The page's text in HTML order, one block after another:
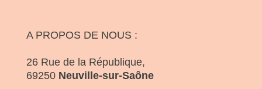
A PROPOS DE NOUS :
26 Rue de la République,
69250 Neuville-sur-Saône